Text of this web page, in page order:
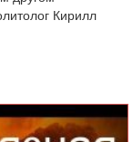
Кирилл